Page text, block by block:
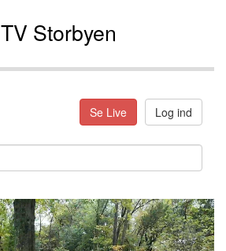
TV Storbyen
Se Live Log ind